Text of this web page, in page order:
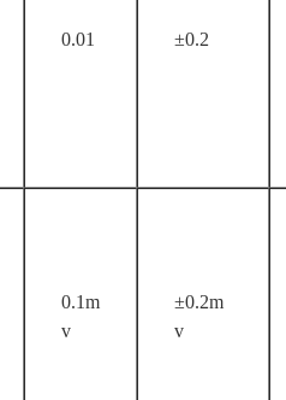
0.01 ±0.2
0.1m
v
±0.2m
v